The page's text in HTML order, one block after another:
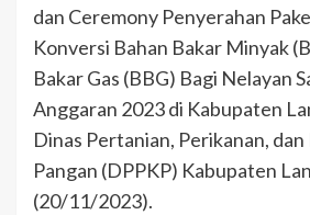
dan Ceremony Penyerahan
Konversi Bahan Bakar Minyak
Bakar Gas (BBG) Bagi Nelayan
Anggaran 2023 di Kabupaten
Dinas Pertanian, Perikanan,
Pangan (DPPKP) Kabupaten
(20/11/2023).